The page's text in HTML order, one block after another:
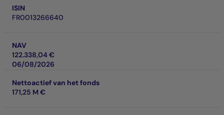
ISIN
FR0013266640
NAV
122.338,04 €
06/08/2026
Nettoactief van het fonds
171,25 M €